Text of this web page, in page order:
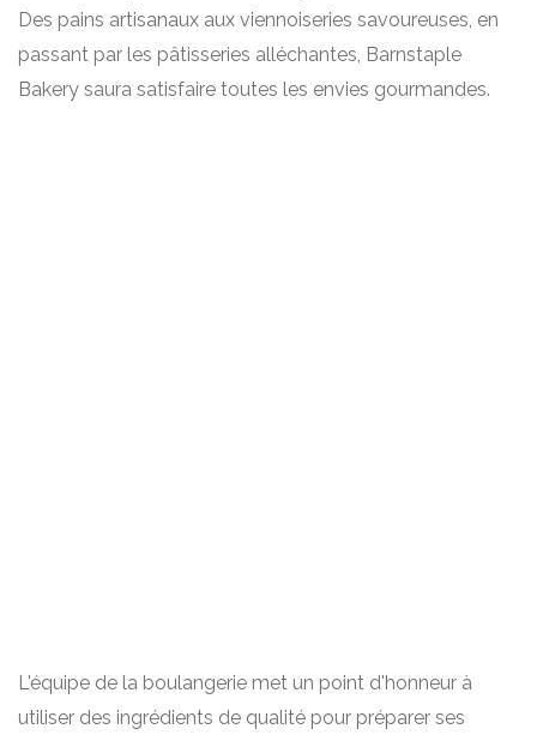
Des pains artisanaux aux viennoiseries savoureuses, en
passant par les pâtisseries alléchantes, Barnstaple
Bakery saura satisfaire toutes les envies gourmandes.
L'équipe de la boulangerie met un point d'honneur à
utiliser des ingrédients de qualité pour préparer ses